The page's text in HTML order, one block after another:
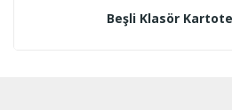
Beşli Klasör